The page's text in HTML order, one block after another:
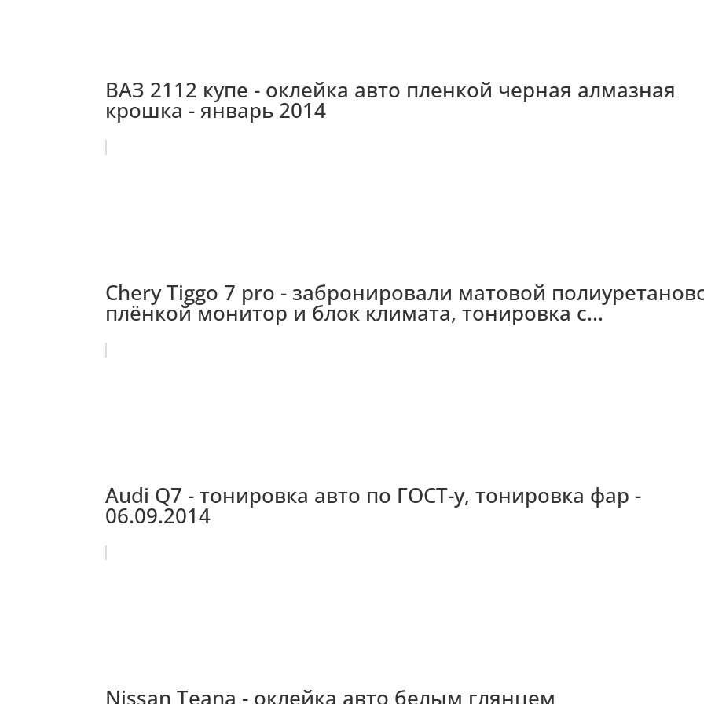
ВАЗ 2112 купе - оклейка авто пленкой черная алмазная
крошка - январь 2014
Chery Tiggo 7 pro - забронировали матовой
плёнкой монитор и блок климата, тонировка с...
Audi Q7 - тонировка авто по ГОСТ-у, тонировка фар -
06.09.2014
Nissan Teana - оклейка авто белым глянцем